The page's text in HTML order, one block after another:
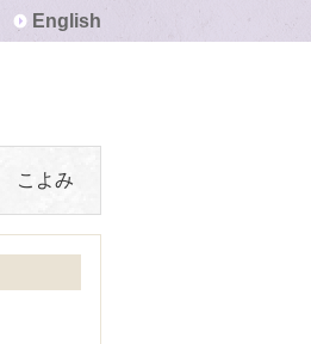
English
こよみ